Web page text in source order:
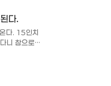
4K 모니..
자라서 참
는 구매 했
을 잘 한다
안 하는 것
은 사람들
장이 비웃었
다.
다. 15인치
니 참으로
하나 고민
본으로 나
매력이 생